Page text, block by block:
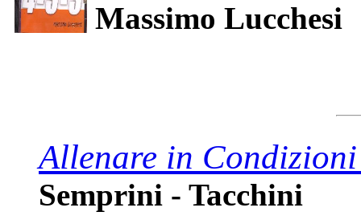
Massimo Lucchesi
Allenare in
Semprini - Tacchini